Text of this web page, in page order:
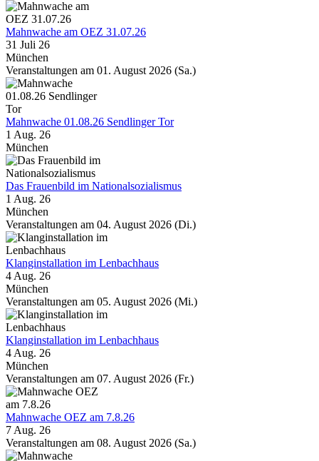
Mahnwache am OEZ 31.07.26
31 Juli 26
München
Veranstaltungen am 01. August 2026 (Sa.)
Mahnwache 01.08.26 Sendlinger Tor
1 Aug. 26
München
Das Frauenbild im Nationalsozialismus
1 Aug. 26
München
Veranstaltungen am 04. August 2026 (Di.)
Klanginstallation im Lenbachhaus
4 Aug. 26
München
Veranstaltungen am 05. August 2026 (Mi.)
Klanginstallation im Lenbachhaus
4 Aug. 26
München
Veranstaltungen am 07. August 2026 (Fr.)
Mahnwache OEZ am 7.8.26
7 Aug. 26
Veranstaltungen am 08. August 2026 (Sa.)